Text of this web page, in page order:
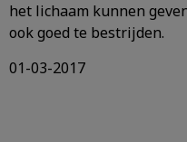
het lichaam kunnen
ook goed te bestrijden.
01-03-2017